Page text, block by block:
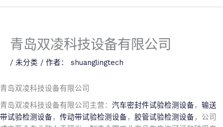
青岛双凌科技设备有限公司
/ 未分类 / 作者： shuanglingtech
青岛双凌科技设备有限公司
青岛双凌科技设备有限公司主营： 汽车密封件试验检测设备， 输送
带试验检测设备， 传动带试验检测设备， 胶管试验检测设备，公司